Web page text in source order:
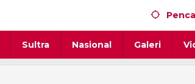
Sultra Nasional Galeri